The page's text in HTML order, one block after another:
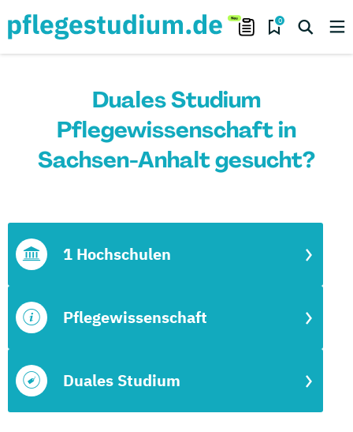
0
Duales Studium
Pflegewissenschaft in
Sachsen-Anhalt gesucht?
Duales Studium
Pflegewissenschaft
1 Hochschulen